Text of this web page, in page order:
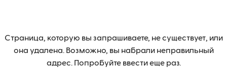
Страница, которую вы запрашиваете, не существует, или
она удалена. Возможно, вы набрали неправильный
адрес. Попробуйте ввести еще раз.